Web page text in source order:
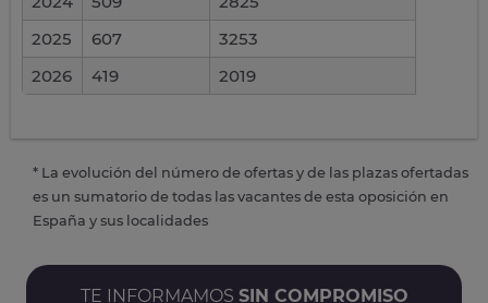
2025
607
3253
2026
419 2019
* La evolución del número de ofertas y de las plazas ofertadas
es un sumatorio de todas las vacantes de esta oposición en
España y sus localidades
TE INFORMAMOS SIN COMPROMISO